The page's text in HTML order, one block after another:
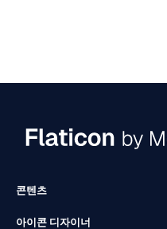
콘텐츠
아이콘 디자이너